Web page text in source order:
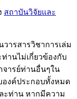
สถาบันวิจัยและ
ารสารวิชาการเล่ม
านไม่เกี่ยวข้องกับ
ารย์ท่านอื่นๆใน
องค์ประกอบทั้งหมด
ะท่าน หากมีความ